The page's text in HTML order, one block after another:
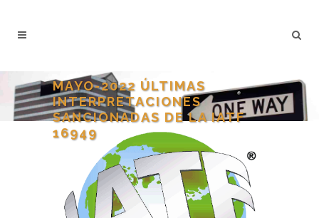
MAYO-2022 ÚLTIMAS
INTERPRETACIONES
SANCIONADAS DE LA IATF
16949